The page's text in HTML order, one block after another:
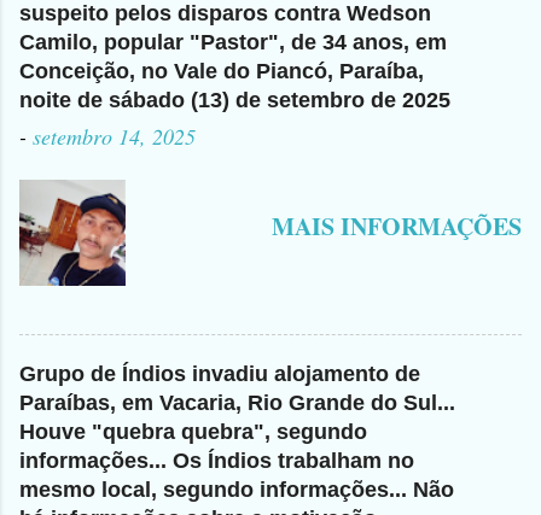
suspeito pelos disparos contra Wedson
Camilo, popular "Pastor", de 34 anos, em
Conceição, no Vale do Piancó, Paraíba,
noite de sábado (13) de setembro de 2025
- setembro 14, 2025
MAIS INFORMAÇÕES
Grupo de Índios invadiu alojamento de
Paraíbas, em Vacaria, Rio Grande do Sul...
Houve "quebra quebra", segundo
informações... Os Índios trabalham no
mesmo local, segundo informações... Não